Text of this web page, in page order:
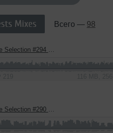
Mixes Всего — 98
Guest Mix Mosimann (Record Deep)
Guest Mix Rosbeh (Record Deep)